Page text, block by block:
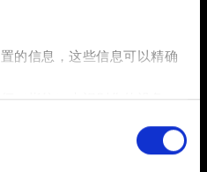
的信息，这些信息可以精确
（指纹）来识别您的设备
数据如何处理的更多信息，
从Cookie声明中更改或撤回
题